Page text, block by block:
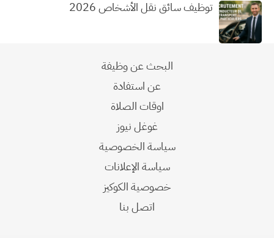
توظيف سائق نقل الأشخاص 2026
البحث عن وظيفة
عن استفادة
اوقات الصلاة
غوغل نيوز
سياسة الخصوصية
سياسة الإعلانات
خصوصية الكوكيز
اتصل بنا